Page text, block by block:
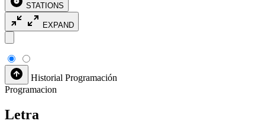
STATIONS
EXPAND
Historial Programación
Programacion
Letra